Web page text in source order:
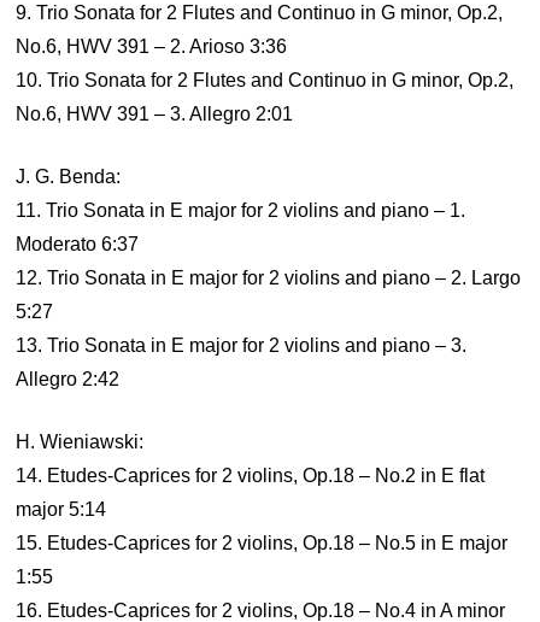
9. Trio Sonata for 2 Flutes and Continuo in G minor, Op.2,
No.6, HWV 391 – 2. Arioso 3:36
10. Trio Sonata for 2 Flutes and Continuo in G minor, Op.2,
No.6, HWV 391 – 3. Allegro 2:01
J. G. Benda:
11. Trio Sonata in E major for 2 violins and piano – 1.
Moderato 6:37
12. Trio Sonata in E major for 2 violins and piano – 2. Largo
5:27
13. Trio Sonata in E major for 2 violins and piano – 3.
Allegro 2:42
H. Wieniawski:
14. Etudes-Caprices for 2 violins, Op.18 – No.2 in E flat
major 5:14
15. Etudes-Caprices for 2 violins, Op.18 – No.5 in E major
1:55
16. Etudes-Caprices for 2 violins, Op.18 – No.4 in A minor